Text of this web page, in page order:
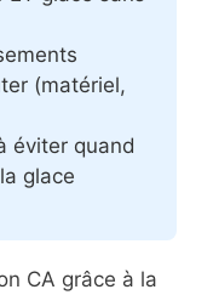
(matériel,
éviter quand
glace
CA grâce à la